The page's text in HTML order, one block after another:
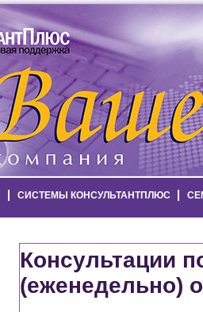
СИСТЕМЫ КОНСУЛЬТАНТПЛЮС
Консультации
(еженедельно)